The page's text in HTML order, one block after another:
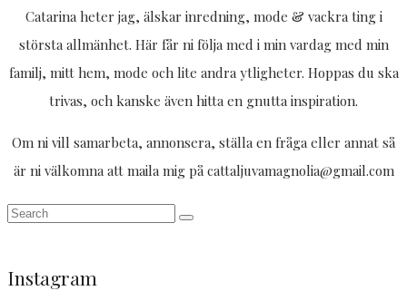
Catarina heter jag, älskar inredning, mode & vackra ting i
största allmänhet. Här får ni följa med i min vardag med min
familj, mitt hem, mode och lite andra ytligheter. Hoppas du ska
trivas, och kanske även hitta en gnutta inspiration.
Om ni vill samarbeta, annonsera, ställa en fråga eller annat så
är ni välkomna att maila mig på cattaljuvamagnolia@gmail.com
Instagram